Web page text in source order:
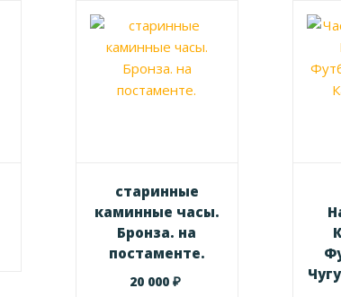
старинные
каминные часы.
Бронза. на
постаменте.
20 000₽